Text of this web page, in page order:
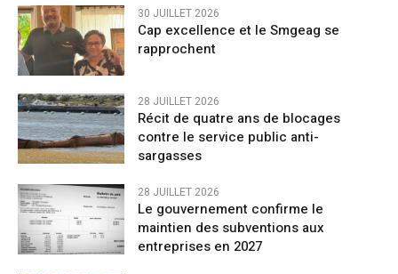
30 JUILLET 2026
Cap excellence et le Smgeag se
rapprochent
28 JUILLET 2026
Récit de quatre ans de blocages
contre le service public anti-
sargasses
28 JUILLET 2026
Le gouvernement confirme le
maintien des subventions aux
entreprises en 2027